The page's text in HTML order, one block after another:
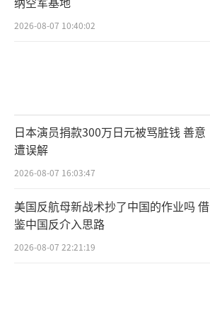
2026-08-07 10:40:02
日本演员捐款300万日元被骂脏钱 善意
遭误解
2026-08-07 16:03:47
美国反航母新战术抄了中国的作业吗 借
鉴中国反介入思路
2026-08-07 22:21:19